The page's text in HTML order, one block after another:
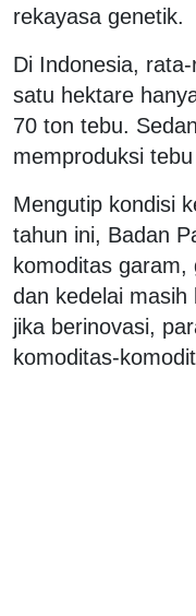
rekayasa genetik.
Di Indonesia,
satu hektare
70 ton tebu.
memproduksi
Mengutip kondisi
tahun ini, Badan
komoditas garam,
dan kedelai masih
jika berinovasi,
komoditas-